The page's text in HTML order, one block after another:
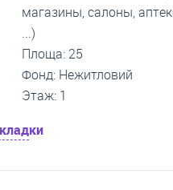
магазины, салоны,
...)
Площа: 25
Фонд: Нежитловий
Этаж: 1